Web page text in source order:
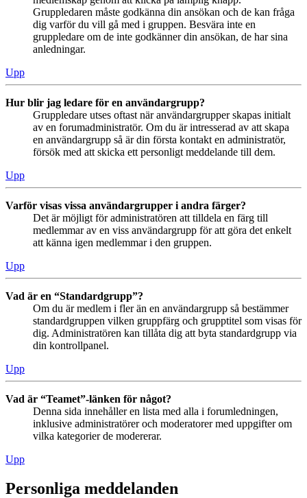
Gruppledaren måste godkänna din ansökan och de kan fråga
dig varför du vill gå med i gruppen. Besvära inte en
gruppledare om de inte godkänner din ansökan, de har sina
anledningar.
Upp
Hur blir jag ledare för en användargrupp?
Gruppledare utses oftast när användargrupper skapas initialt
av en forumadministratör. Om du är intresserad av att skapa
en användargrupp så är din första kontakt en administratör,
försök med att skicka ett personligt meddelande till dem.
Upp
Varför visas vissa användargrupper i andra färger?
Det är möjligt för administratören att tilldela en färg till
medlemmar av en viss användargrupp för att göra det enkelt
att känna igen medlemmar i den gruppen.
Upp
Vad är en “Standardgrupp”?
Om du är medlem i fler än en användargrupp så bestämmer
standardgruppen vilken gruppfärg och grupptitel som visas för
dig. Administratören kan tillåta dig att byta standardgrupp via
din kontrollpanel.
Upp
Vad är “Teamet”-länken för något?
Denna sida innehåller en lista med alla i forumledningen,
inklusive administratörer och moderatorer med uppgifter om
vilka kategorier de modererar.
Upp
Personliga meddelanden